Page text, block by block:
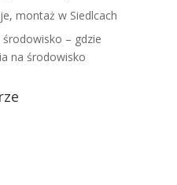
montaż w Siedlcach
środowisko – gdzie
na środowisko